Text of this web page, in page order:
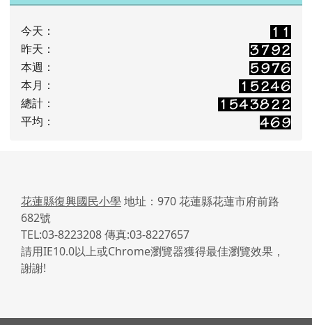
今天：
昨天：
本週：
本月：
總計：
平均：
花蓮縣復興國民小學 地址：970 花蓮縣花蓮市府前路
682號
TEL:03-8223208 傳真:03-8227657
請用IE10.0以上或Chrome瀏覽器獲得最佳瀏覽效果，
謝謝!